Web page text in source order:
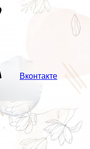
Вконтакте